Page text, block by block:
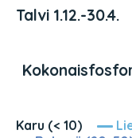
Talvi 1.12.-30.4.
Karu (< 10)